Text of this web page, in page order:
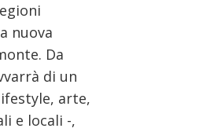
nuova
Da
di un
arte,
e locali -,